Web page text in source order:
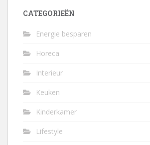
CATEGORIEËN
Energie besparen
Horeca
Interieur
Keuken
Kinderkamer
Lifestyle